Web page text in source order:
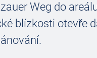
Weg do
blízkosti otevře